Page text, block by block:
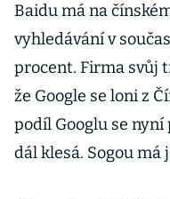
Baidu má na
vyhledávání v
procent. Firma svůj
že Google se loni z
podíl Googlu se
dál klesá. Sogou má